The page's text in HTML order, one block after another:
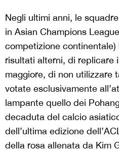
Negli ultimi anni, le
in Asian Champions
competizione
risultati alterni, di replicare
maggiore, di non utilizzare
votate esclusivamente
lampante quello dei
decaduta del calcio
dell’ultima edizione
della rosa allenata da Kim